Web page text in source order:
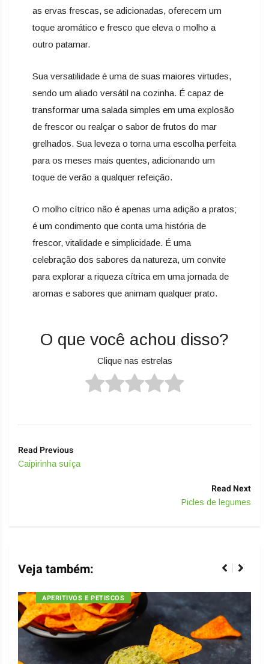
as ervas frescas, se adicionadas, oferecem um
toque aromático e fresco que eleva o molho a
outro patamar.
Sua versatilidade é uma de suas maiores virtudes,
sendo um aliado versátil na cozinha. É capaz de
transformar uma salada simples em uma explosão
de frescor ou realçar o sabor de frutos do mar
grelhados. Sua leveza o torna uma escolha perfeita
para os meses mais quentes, adicionando um
toque de verão a qualquer refeição.
O molho cítrico não é apenas uma adição a pratos;
é um condimento que conta uma história de
frescor, vitalidade e simplicidade. É uma
celebração dos sabores da natureza, um convite
para explorar a riqueza cítrica em uma jornada de
aromas e sabores que animam qualquer prato.
O que você achou disso?
Clique nas estrelas
Read Previous
Caipirinha suíça
Read Next
Picles de legumes
Veja também:
APERITIVOS E PETISCOS